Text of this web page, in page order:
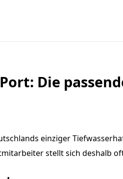
Die
einziger
stellt sich deshalb